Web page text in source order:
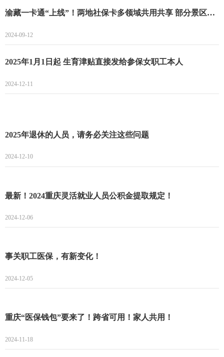
渝藏一卡通“上线”！两地社保卡多领域共用共享 部分景区还享5折优惠
2024-09-12
2025年1月1日起 生育津贴直接发给参保女职工本人
2024-12-11
2025年退休的人员，请务必关注这些问题
2024-12-10
最新！2024重庆灵活就业人员公积金提取规定！
2024-12-06
事关职工医保，有新变化！
2024-12-05
重庆“医保钱包”要来了！跨省可用！家人共用！
2024-11-18